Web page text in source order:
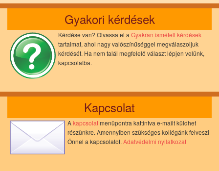
Gyakori kérdések
Kérdése van? Olvassa el a Gyakran ismételt kérdések
tartalmat, ahol nagy valószínűséggel megválaszoljuk
kérdését. Ha nem talál megfelelő választ lépjen velünk,
kapcsolatba.
Kapcsolat
Akapcsolatmenüpontra kattintva e-mailt küldhet
részünkre. Amennyiben szükséges kollégánk felveszi
Önnel a kapcsolatot. Adatvédelmi nyilatkozat